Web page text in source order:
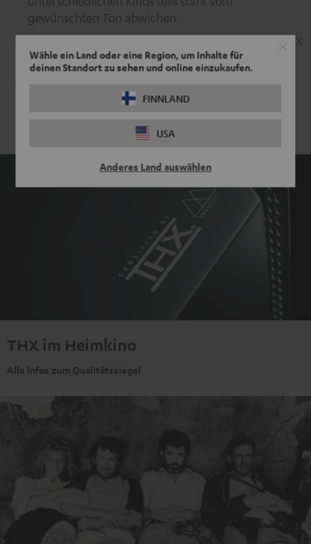
Wähle ein Land oder eine Region, um Inhalte für
deinen Standort zu sehen und online einzukaufen.
FINNLAND
USA
Anderes Land auswählen
gewünschten Ton abwichen.
1996 erhielt der erste Teufel Lautsprecher seine THX
Zertifizierung.
10 THX® Ultra 2™, um darauf professionell Filmton
THX im Heimkino
Alle Infos zum Qualitätssiegel